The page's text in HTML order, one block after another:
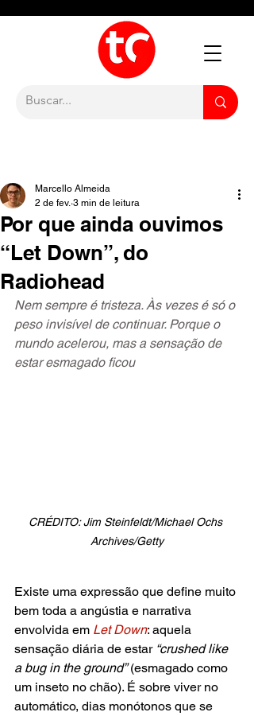
Por que ainda ouvimos
“Let Down”, do
Radiohead
Marcello Almeida
2 de fev. 3 min de leitura
Nem sempre é tristeza. Às vezes é só o
peso invisível de continuar. Porque o
mundo acelerou, mas a sensação de
estar esmagado ficou
CRÉDITO: Jim Steinfeldt/Michael Ochs
Archives/Getty
Existe uma expressão que define muito
bem toda a angústia e narrativa
envolvida em Let Down: aquela
sensação diária de estar “crushed like
a bug in the ground” (esmagado como
um inseto no chão). É sobre viver no
automático, dias monótonos que se